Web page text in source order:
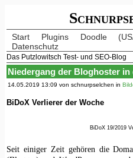
Start Plugins Doodle
Datenschutz
Das Putzlowitsch Test- und SEO-Blog
Niedergang der Bloghoster
14.05.2019 13:09 von schnurpselchen in
BiDoX Verlierer der Woche
BiDoX 19/2019
Seit einiger Zeit gehören die